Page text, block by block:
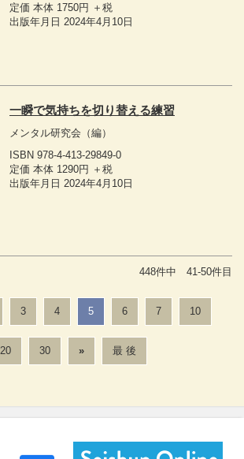
定価 本体 1750円 ＋税
出版年月日 2024年4月10日
一瞬で気持ちを切り替える練習
メンタル研究会 （編）
ISBN 978-4-413-29849-0
定価 本体 1290円 ＋税
出版年月日 2024年4月10日
448件中 41-50件目
3 4 5 6 7 10
20 30 » 最 後